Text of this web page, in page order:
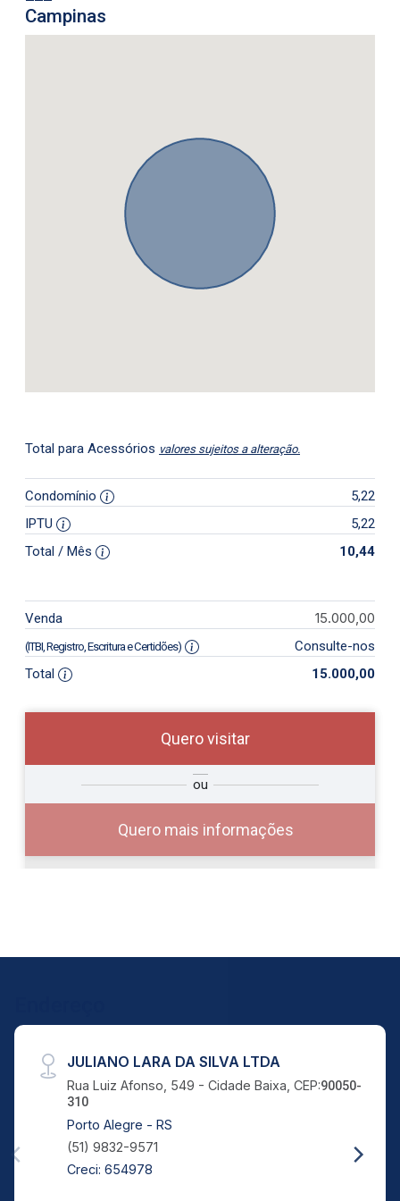
Campinas
Total para Acessórios valores sujeitos a alteração.
Condomínio
5,22
IPTU
5,22
Total / Mês
10,44
Venda 15.000,00
(ITBI, Registro, Escritura e Certidões)
Consulte-nos
Total
15.000,00
Quero visitar
ou
Quero mais informações
Qual o melhor dia e horário para
você?
11
Aug/Tue
12
08:00
10:00 Continuar
JULIANO LARA DA SILVA LTDA
Rua Luiz Afonso, 549 - Cidade Baixa, CEP:90050-
310
Porto Alegre - RS
(51) 9832-9571
Creci: 654978